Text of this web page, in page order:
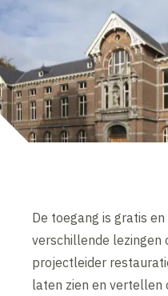
De toegang is gratis
verschillende lezingen
projectleider
laten zien en vertellen